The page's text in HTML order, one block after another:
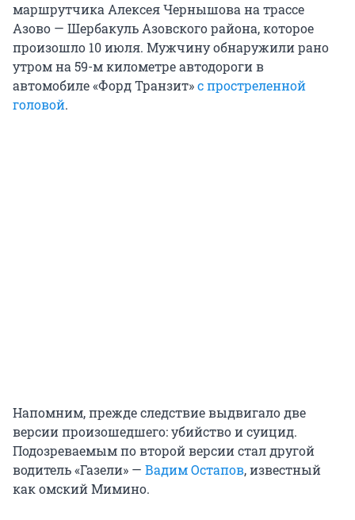
маршрутчика Алексея Чернышова на трассе
Азово — Шербакуль Азовского района, которое
произошло 10 июля. Мужчину обнаружили рано
утром на 59-м километре автодороги в
автомобиле «Форд Транзит»с простреленной
головой.
Напомним, прежде следствие выдвигало две
версии произошедшего: убийство и суицид.
Подозреваемым по второй версии стал другой
водитель «Газели» — Вадим Остапов, известный
как омский Мимино.